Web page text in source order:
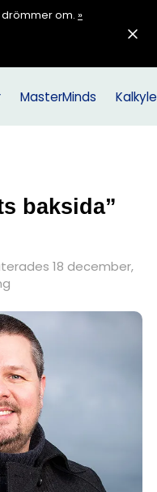
om. »
MasterMinds
baksida”
18 december,